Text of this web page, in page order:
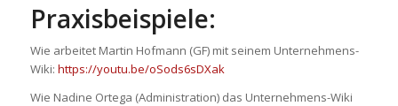
Praxisbeispiele:
Wie arbeitet Martin Hofmann (GF) mit seinem Unternehmens-
Wiki: https://youtu.be/oSods6sDXak
Wie Nadine Ortega (Administration) das Unternehmens-Wiki